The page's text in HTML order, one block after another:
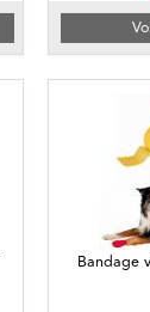
Bandage